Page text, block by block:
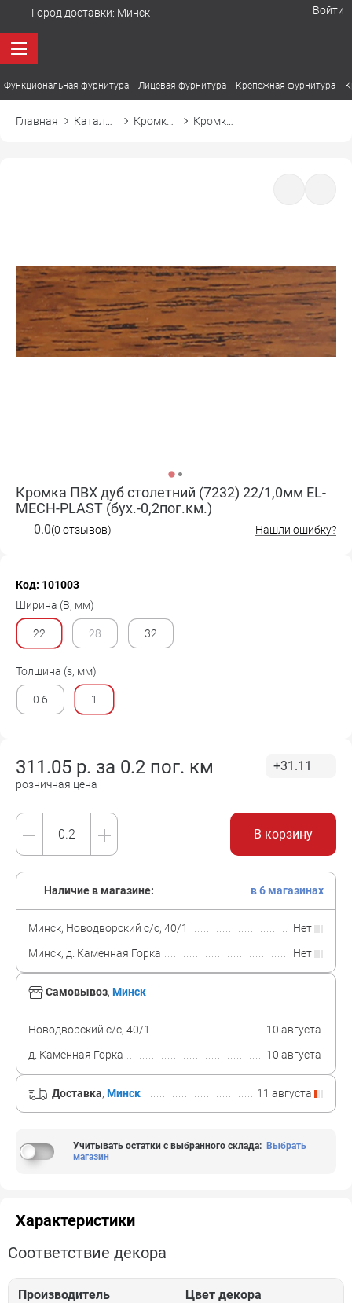
Город доставки: Минск Войти
Функциональная фурнитура Лицевая фурнитура Крепежная фурнитура
Главная
Кромка ПВХ дуб столетний (7232) 22/1,0мм EL-
MECH-PLAST (бух.-0,2пог.км.)
0.0(0 отзывов) Нашли ошибку?
Код: 101003
Ширина (B, мм)
22 28 32
Толщина (s, мм)
0.6 1
311.05 р. за 0.2 пог. км
розничная цена
+31.11
В корзину
Самовывоз, Минск
Новодворский с/с, 40/1
10 августа
д. Каменная Горка
10 августа
Доставка, Минск 11 августа
Наличие в магазине: в 6 магазинах
Минск, Новодворский с/с, 40/1
Нет
Минск, д. Каменная Горка
Нет
Учитывать остатки с выбранного склада: Выбрать
магазин
Характеристики
Соответствие декора
Производитель Цвет декора